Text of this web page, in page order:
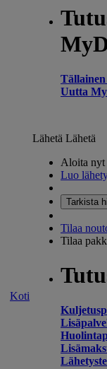
Uutta
Koti
Lähetä Lähetä
Aloita nyt
Luo
Tarkista
Tilaa
Tilaa